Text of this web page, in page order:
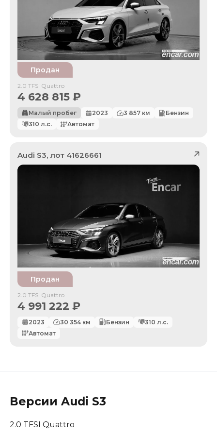
Продан
2.0 TFSI Quattro
4 628 815 ₽
Малый пробег 2023 3 857 км
Бензин
310 л.с. Автомат
Audi S3, лот 41626661
Продан
2.0 TFSI Quattro
4 991 222 ₽
2023 30 354 км Бензин 310 л.с.
Автомат
Версии Audi S3
2.0 TFSI Quattro